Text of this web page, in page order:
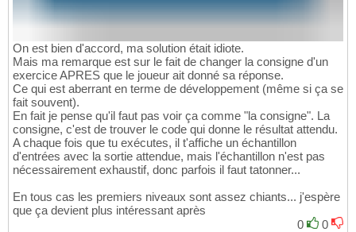
On est bien d'accord, ma solution était idiote.
Mais ma remarque est sur le fait de changer la consigne d'un
exercice APRES que le joueur ait donné sa réponse.
Ce qui est aberrant en terme de développement (même si ça se
fait souvent).
En fait je pense qu'il faut pas voir ça comme "la consigne". La
consigne, c'est de trouver le code qui donne le résultat attendu.
A chaque fois que tu exécutes, il t'affiche un échantillon
d'entrées avec la sortie attendue, mais l'échantillon n'est pas
nécessairement exhaustif, donc parfois il faut tatonner...
En tous cas les premiers niveaux sont assez chiants... j'espère
que ça devient plus intéressant après
0
0